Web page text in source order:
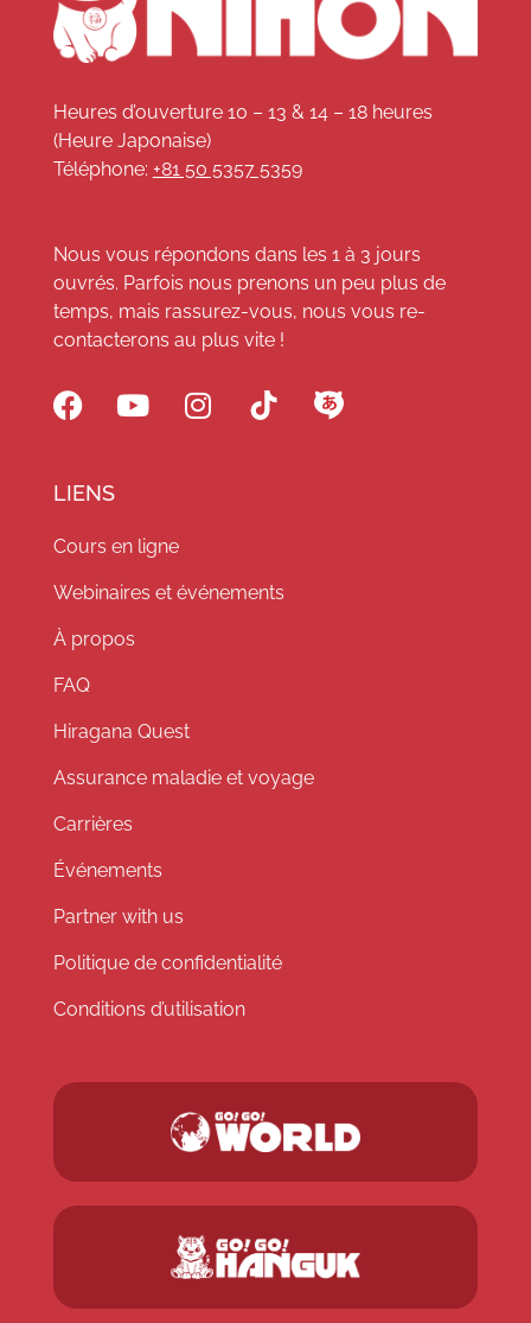
Heures d’ouverture 10 – 13 & 14 – 18 heures
(Heure Japonaise)
Téléphone: +81 50 5357 5359
Nous vous répondons dans les 1 à 3 jours
ouvrés. Parfois nous prenons un peu plus de
temps, mais rassurez-vous, nous vous re-
contacterons au plus vite !
LIENS
Cours en ligne
Webinaires et événements
À propos
FAQ
Hiragana Quest
Assurance maladie et voyage
Carrières
Événements
Partner with us
Politique de confidentialité
Conditions d’utilisation